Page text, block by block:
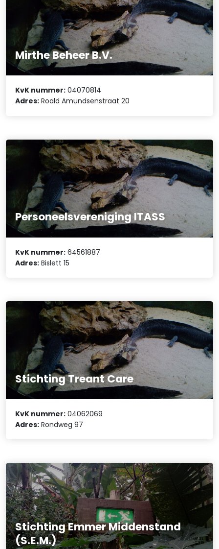
Mirthe Beheer B.V.
KvK nummer: 04070814
Adres: Roald Amundsenstraat 20
Personeelsvereniging ITASS
KvK nummer: 64561887
Adres: Bislett 15
Stichting Treant Care
KvK nummer: 04062069
Adres: Rondweg 97
Stichting Emmer Middenstand
(S.E.M.)